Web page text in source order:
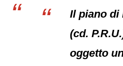
Il piano di
(cd.
oggetto